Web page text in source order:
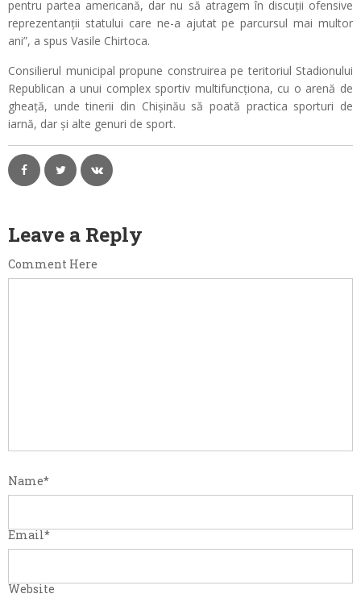
pentru partea americană, dar nu să atragem în discuții ofensive
reprezentanții statului care ne-a ajutat pe parcursul mai multor
ani”, a spus Vasile Chirtoca.
Consilierul municipal propune construirea pe teritoriul Stadionului
Republican a unui complex sportiv multifuncționa, cu o arenă de
gheață, unde tinerii din Chișinău să poată practica sporturi de
iarnă, dar și alte genuri de sport.
Leave a Reply
Comment Here
Name*
Email*
Website